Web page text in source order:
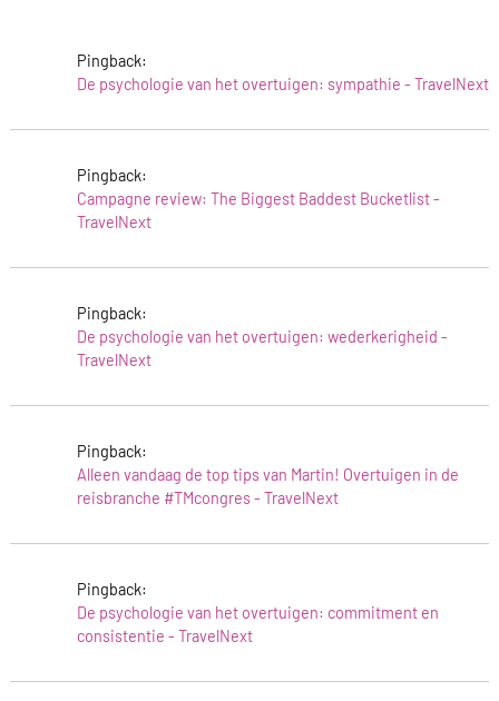
Pingback:
De psychologie van het overtuigen: sympathie - TravelNext
Pingback:
Campagne review: The Biggest Baddest Bucketlist -
TravelNext
Pingback:
De psychologie van het overtuigen: wederkerigheid -
TravelNext
Pingback:
Alleen vandaag de top tips van Martin! Overtuigen in de
reisbranche #TMcongres - TravelNext
Pingback:
De psychologie van het overtuigen: commitment en
consistentie - TravelNext